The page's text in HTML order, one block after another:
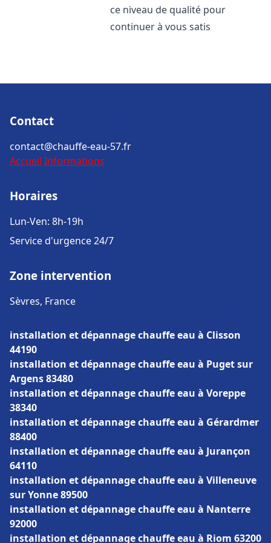
ce niveau de qualité pour
continuer à vous satis
Contact
contact@chauffe-eau-57.fr
Accueil Informations
Horaires
Lun-Ven: 8h-19h
Service d'urgence 24/7
Zone intervention
Sèvres, France
installation et dépannage chauffe eau à Clisson
44190
installation et dépannage chauffe eau à Puget sur
Argens 83480
installation et dépannage chauffe eau à Voreppe
38340
installation et dépannage chauffe eau à Gérardmer
88400
installation et dépannage chauffe eau à Jurançon
64110
installation et dépannage chauffe eau à Villeneuve
sur Yonne 89500
installation et dépannage chauffe eau à Nanterre
92000
installation et dépannage chauffe eau à Riom 63200